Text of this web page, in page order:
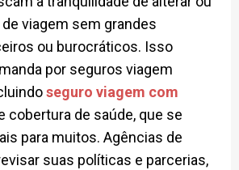
viagem sem grandes
ou burocráticos. Isso
por seguros viagem
seguro viagem com
cobertura de saúde, que se
para muitos. Agências de
suas políticas e parcerias,